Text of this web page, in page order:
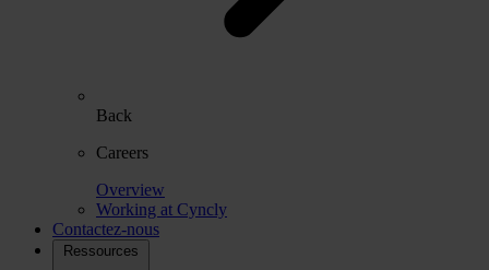
Back
Careers
Overview
Working at Cyncly
Contactez-nous
Ressources